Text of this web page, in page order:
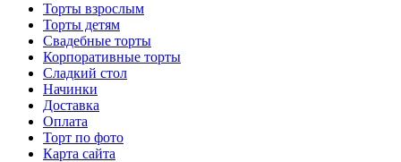
Торты взрослым
Торты детям
Свадебные торты
Корпоративные торты
Сладкий стол
Начинки
Доставка
Оплата
Торт по фото
Карта сайта